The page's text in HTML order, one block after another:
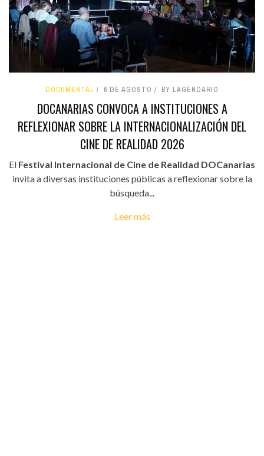
DOCUMENTAL 6 DE AGOSTO BY LAGENDARIO
DOCANARIAS CONVOCA A INSTITUCIONES A
REFLEXIONAR SOBRE LA INTERNACIONALIZACIÓN DEL
CINE DE REALIDAD 2026
El Festival Internacional de Cine de Realidad DOCanarias
invita a diversas instituciones públicas a reflexionar sobre la
búsqueda...
Leer más